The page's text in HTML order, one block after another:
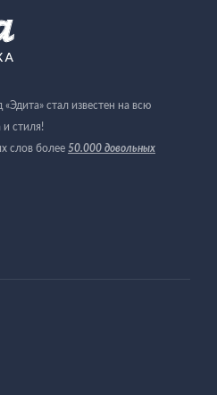
стал известен на всю
и стиля!
слов более 50.000 довольных